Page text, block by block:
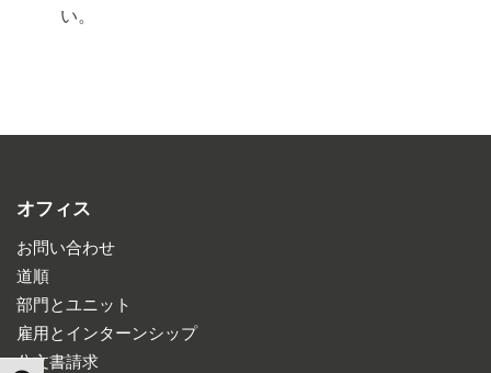
い。
オフィス
お問い合わせ
道順
部門とユニット
雇用とインターンシップ
公文書請求